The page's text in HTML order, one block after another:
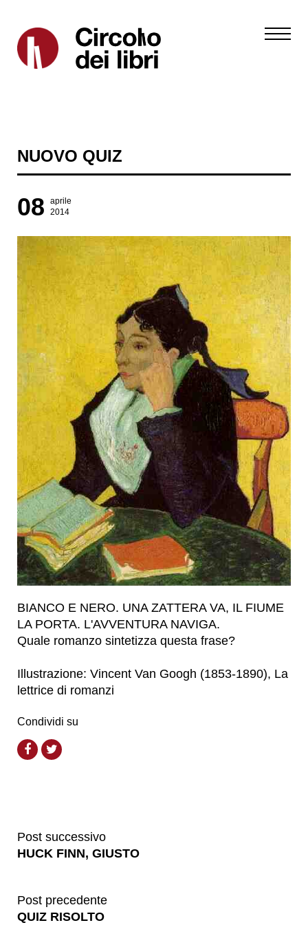
NUOVO QUIZ
08
aprile
2014
BIANCO E NERO. UNA ZATTERA VA, IL FIUME
LA PORTA. L'AVVENTURA NAVIGA.
Quale romanzo sintetizza questa frase?
Illustrazione: Vincent Van Googh (1853-1890), La
lettrice di romanzi
Condividi su
Post successivo
HUCK FINN, GIUSTO
Post precedente
QUIZ RISOLTO